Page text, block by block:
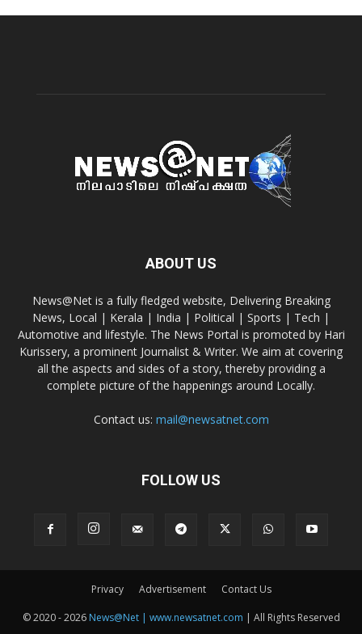
ABOUT US
News@Net is a fully fledged website, Delivering Breaking
News, Local | Kerala | India | Political | Sports | Tech |
Automotive and lifestyle. The News Portal is promoted by Hari
Kurissery, a prominent Journalist & Writer. We aim at covering
all the aspects and sides of a story, thereby providing a
complete picture of the happenings around Locally.
Contact us: mail@newsatnet.com
FOLLOW US
Privacy Advertisement Contact Us
© 2020 - 2026 News@Net | www.newsatnet.com | All Rights Reserved